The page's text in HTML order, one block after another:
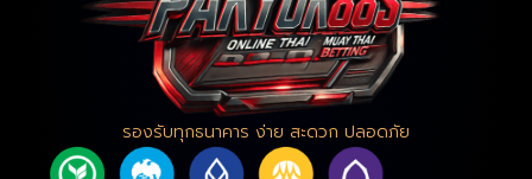
รองรับทุกธนาคาร ง่าย สะดวก ปลอดภัย